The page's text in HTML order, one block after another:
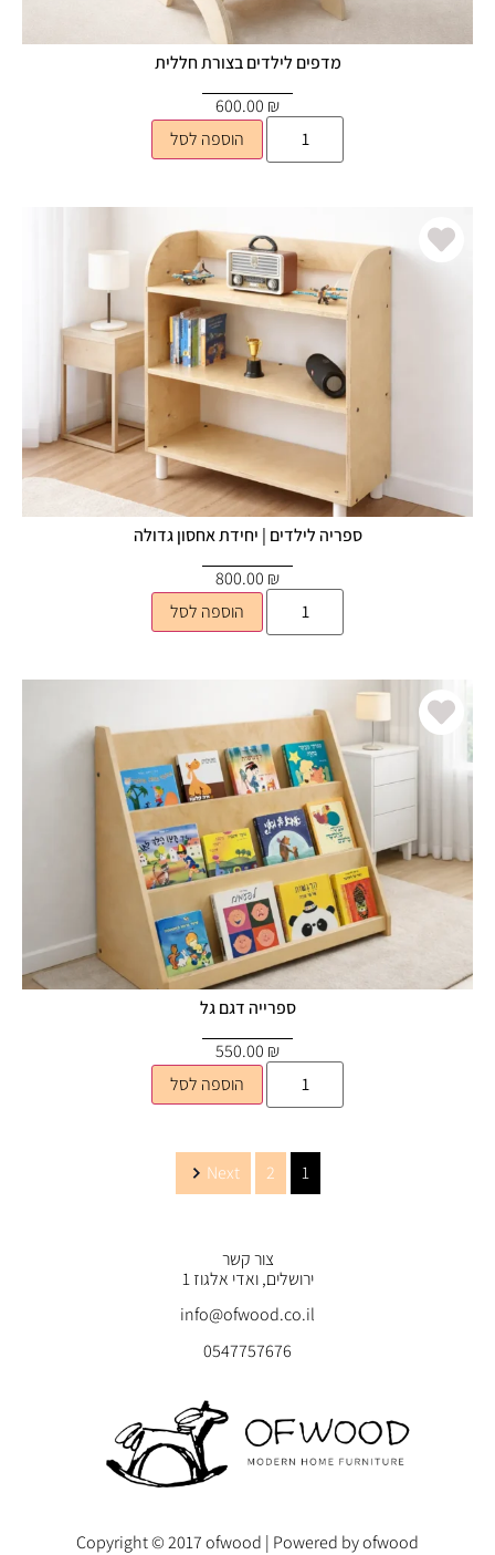
מדפים לילדים בצורת חללית
₪
הוספה לסל
ספריה לילדים | יחידת אחסון גדולה
₪
הוספה לסל
ספרייה דגם גל
₪
הוספה לסל
1
2
Next
צור קשר
ירושלים, ואדי אלגוז 1
info@ofwood.co.il
0547757676
Copyright © 2017 ofwood | Powered by ofwood